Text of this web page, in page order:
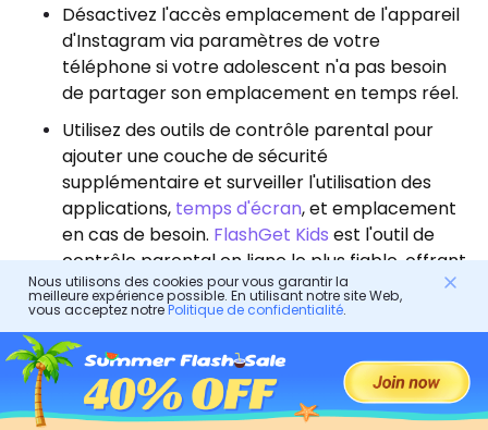
Désactivez l'accès emplacement de l'appareil
d'Instagram via paramètres de votre
téléphone si votre adolescent n'a pas besoin
de partager son emplacement en temps réel.
Utilisez des outils de contrôle parental pour
ajouter une couche de sécurité
supplémentaire et surveiller l'utilisation des
applications, temps d'écran, et emplacement
en cas de besoin. FlashGet Kids est l'outil de
contrôle parental en ligne le plus fiable, offrant
des fonctionnalités telles que le suivi
emplacement , le géorepérage, limites de
temps d'écran et le blocage des applications.
Nous utilisons des cookies pour vous garantir la
meilleure expérience possible. En utilisant notre site Web,
vous acceptez notrePolitique de confidentialité.